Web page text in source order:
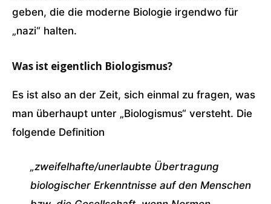
geben, die die moderne Biologie irgendwo für
„nazi“ halten.
Was ist eigentlich Biologismus?
Es ist also an der Zeit, sich einmal zu fragen, was
man überhaupt unter „Biologismus“ versteht. Die
folgende Definition
„zweifelhafte/unerlaubte Übertragung
biologischer Erkenntnisse auf den Menschen